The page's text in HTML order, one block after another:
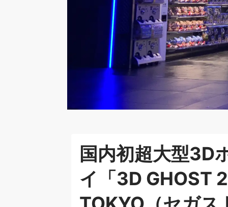
国内初超大型3D
イ「3D GHOST